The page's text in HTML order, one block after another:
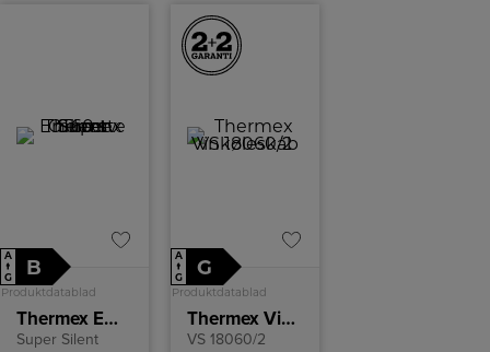
A
↑
G
B
Produktdatablad
Thermex Emhætte
Super Silent
A
↑
G
G
Produktdatablad
Thermex Vinkøleskab
VS 18060/2